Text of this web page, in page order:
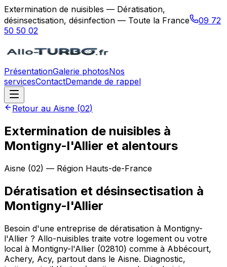
Extermination de nuisibles — Dératisation,
désinsectisation, désinfection — Toute la France
09 72
50 50 02
PrésentationGalerie photosNos
servicesContactDemande de rappel
Retour au Aisne (02)
Extermination de nuisibles à
Montigny-l'Allier et alentours
Aisne (02) — Région Hauts-de-France
Dératisation et désinsectisation à
Montigny-l'Allier
Besoin d'une entreprise de dératisation à Montigny-
l'Allier ? Allo-nuisibles traite votre logement ou votre
local à Montigny-l'Allier (02810) comme à Abbécourt,
Achery, Acy, partout dans le Aisne. Diagnostic,